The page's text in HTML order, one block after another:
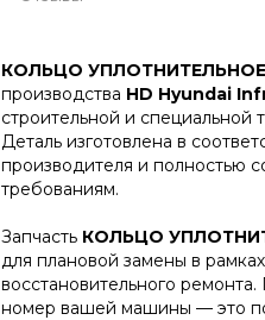
КОЛЬЦО УПЛОТНИТЕЛЬНОЕ
производства HD Hyundai
строительной и специальной
Деталь изготовлена в
производителя и полностью
требованиям.
Запчасть КОЛЬЦО
для плановой замены в
восстановительного
номер вашей машины — это